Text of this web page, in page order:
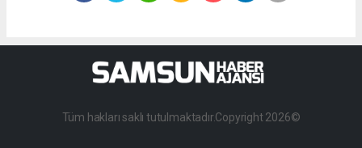
Tüm hakları saklı tutulmaktadır.Copyright 2026©